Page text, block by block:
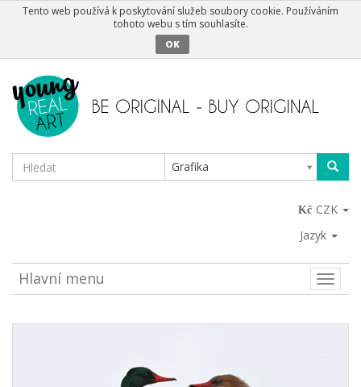
Tento web používá k poskytování služeb soubory cookie. Používáním
tohoto webu s tím souhlasíte.
OK
Grafika
CZK
Jazyk
Toggle
Hlavní menu